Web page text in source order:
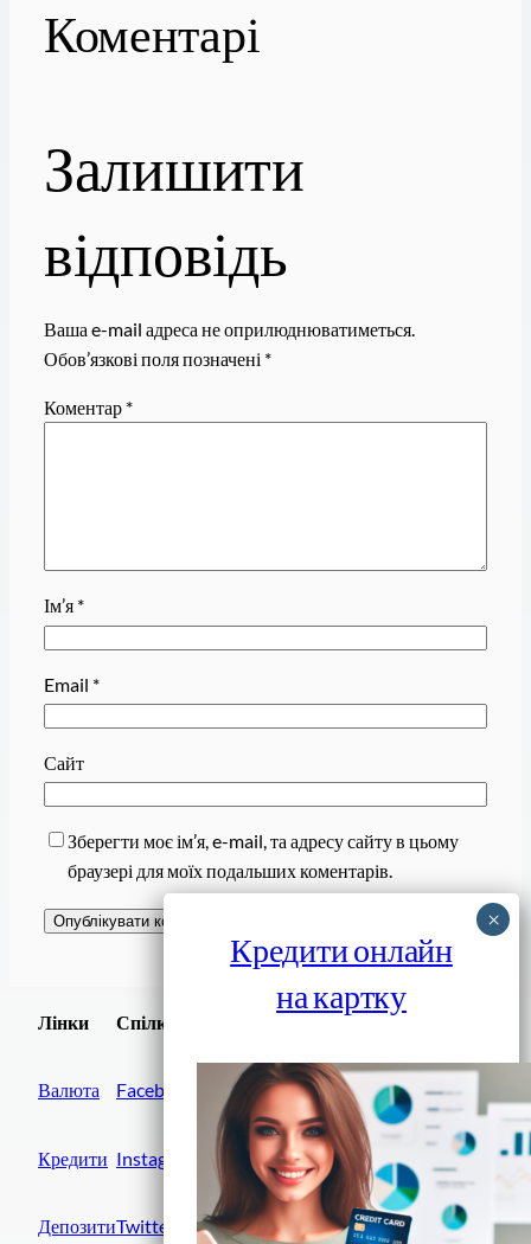
Коментарі
Залишити
відповідь
Ваша e-mail адреса не оприлюднюватиметься.
Обов’язкові поля позначені *
Коментар *
Ім’я *
Email *
Сайт
Зберегти моє ім’я, e-mail, та адресу сайту в цьому
браузері для моїх подальших коментарів.
Лінки
Валюта
Кредити
Депозити
Спілки
Facebook
Instagram
Twitter
Завантажити
Кредити онлайн
на картку